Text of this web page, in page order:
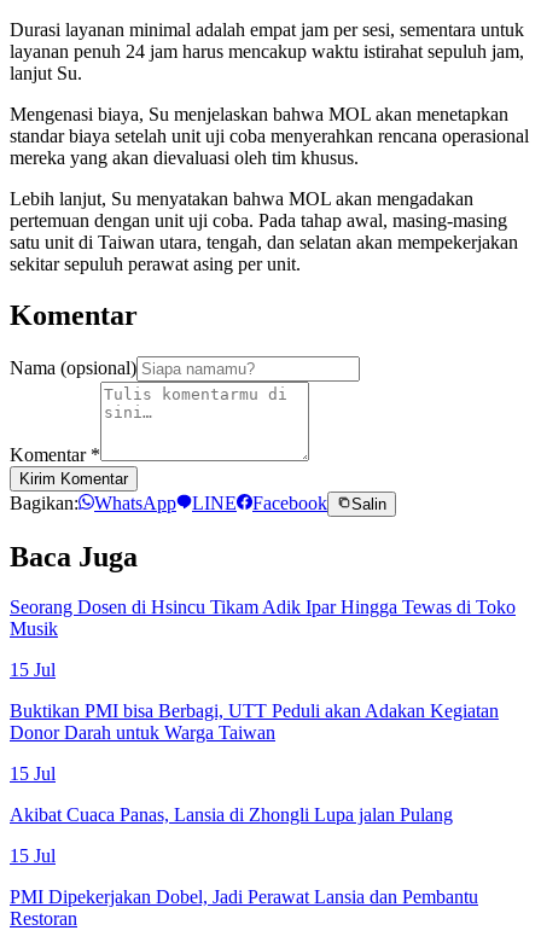
Durasi layanan minimal adalah empat jam per sesi, sementara untuk
layanan penuh 24 jam harus mencakup waktu istirahat sepuluh jam,
lanjut Su.
Mengenasi biaya, Su menjelaskan bahwa MOL akan menetapkan
standar biaya setelah unit uji coba menyerahkan rencana operasional
mereka yang akan dievaluasi oleh tim khusus.
Lebih lanjut, Su menyatakan bahwa MOL akan mengadakan
pertemuan dengan unit uji coba. Pada tahap awal, masing-masing
satu unit di Taiwan utara, tengah, dan selatan akan mempekerjakan
sekitar sepuluh perawat asing per unit.
Komentar
Nama (opsional)
Komentar *
Kirim Komentar
Bagikan: WhatsApp LINE Facebook Salin
Baca Juga
Seorang Dosen di Hsincu Tikam Adik Ipar Hingga Tewas di Toko
Musik
15 Jul
Buktikan PMI bisa Berbagi, UTT Peduli akan Adakan Kegiatan
Donor Darah untuk Warga Taiwan
15 Jul
Akibat Cuaca Panas, Lansia di Zhongli Lupa jalan Pulang
15 Jul
PMI Dipekerjakan Dobel, Jadi Perawat Lansia dan Pembantu
Restoran